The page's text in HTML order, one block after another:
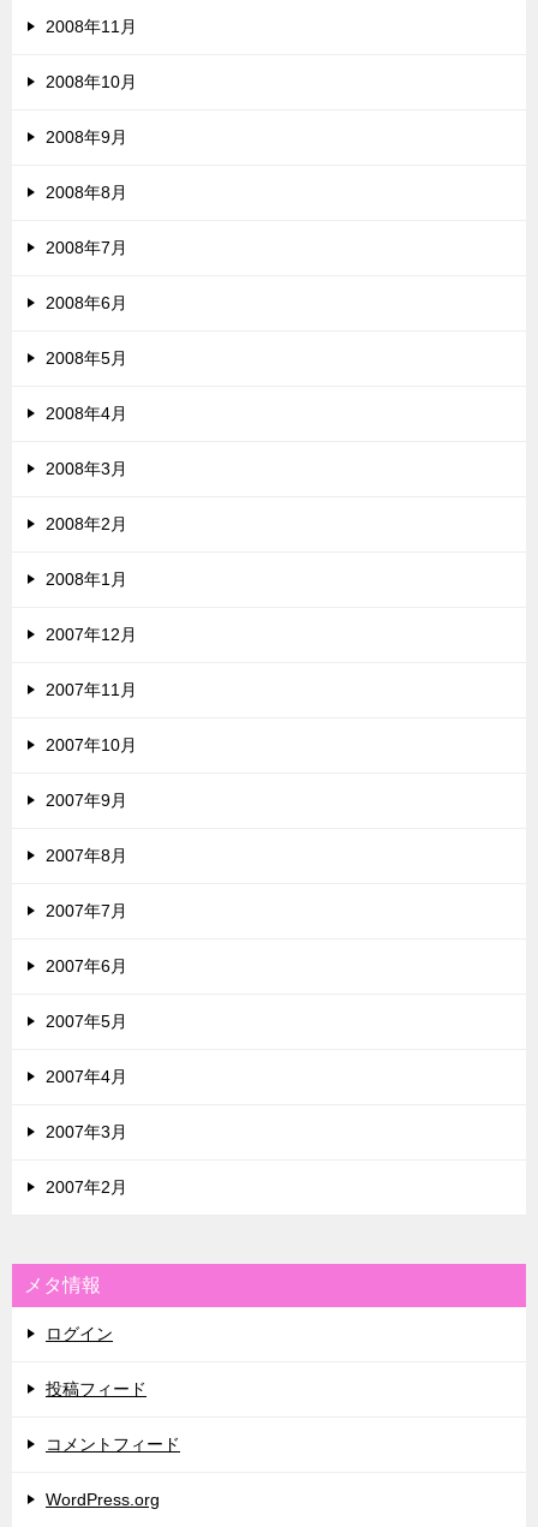
2008年11月
2008年10月
2008年9月
2008年8月
2008年7月
2008年6月
2008年5月
2008年4月
2008年3月
2008年2月
2008年1月
2007年12月
2007年11月
2007年10月
2007年9月
2007年8月
2007年7月
2007年6月
2007年5月
2007年4月
2007年3月
2007年2月
メタ情報
ログイン
投稿フィード
コメントフィード
WordPress.org